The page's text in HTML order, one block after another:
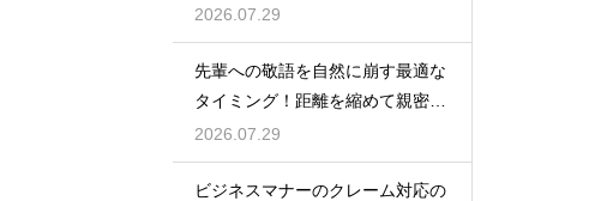
めの知識
2026.07.29
先輩への敬語を自然に崩す最適な
タイミング！距離を縮めて親密な
関係を築くためのステップ
2026.07.29
ビジネスマナーのクレーム対応の